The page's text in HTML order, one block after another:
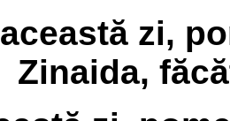
zi,
Zinaida,